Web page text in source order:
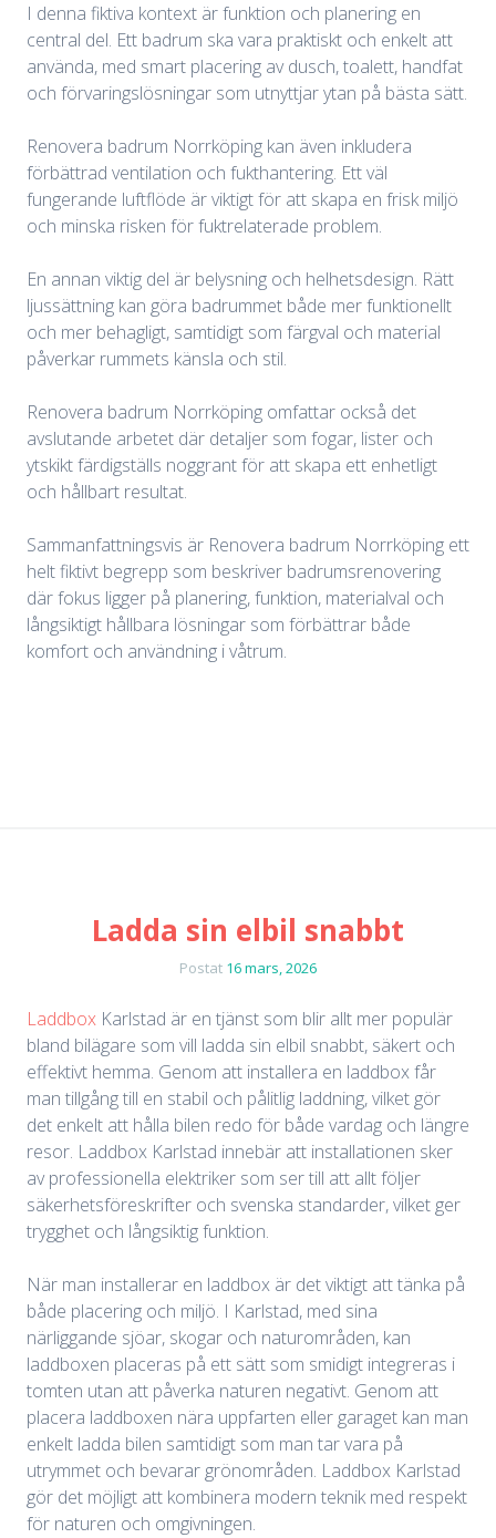
I denna fiktiva kontext är funktion och planering en
central del. Ett badrum ska vara praktiskt och enkelt att
använda, med smart placering av dusch, toalett, handfat
och förvaringslösningar som utnyttjar ytan på bästa sätt.
Renovera badrum Norrköping kan även inkludera
förbättrad ventilation och fukthantering. Ett väl
fungerande luftflöde är viktigt för att skapa en frisk miljö
och minska risken för fuktrelaterade problem.
En annan viktig del är belysning och helhetsdesign. Rätt
ljussättning kan göra badrummet både mer funktionellt
och mer behagligt, samtidigt som färgval och material
påverkar rummets känsla och stil.
Renovera badrum Norrköping omfattar också det
avslutande arbetet där detaljer som fogar, lister och
ytskikt färdigställs noggrant för att skapa ett enhetligt
och hållbart resultat.
Sammanfattningsvis är Renovera badrum Norrköping ett
helt fiktivt begrepp som beskriver badrumsrenovering
där fokus ligger på planering, funktion, materialval och
långsiktigt hållbara lösningar som förbättrar både
komfort och användning i våtrum.
Ladda sin elbil snabbt
Postat 16 mars, 2026
Laddbox Karlstad är en tjänst som blir allt mer populär
bland bilägare som vill ladda sin elbil snabbt, säkert och
effektivt hemma. Genom att installera en laddbox får
man tillgång till en stabil och pålitlig laddning, vilket gör
det enkelt att hålla bilen redo för både vardag och längre
resor. Laddbox Karlstad innebär att installationen sker
av professionella elektriker som ser till att allt följer
säkerhetsföreskrifter och svenska standarder, vilket ger
trygghet och långsiktig funktion.
När man installerar en laddbox är det viktigt att tänka på
både placering och miljö. I Karlstad, med sina
närliggande sjöar, skogar och naturområden, kan
laddboxen placeras på ett sätt som smidigt integreras i
tomten utan att påverka naturen negativt. Genom att
placera laddboxen nära uppfarten eller garaget kan man
enkelt ladda bilen samtidigt som man tar vara på
utrymmet och bevarar grönområden. Laddbox Karlstad
gör det möjligt att kombinera modern teknik med respekt
för naturen och omgivningen.